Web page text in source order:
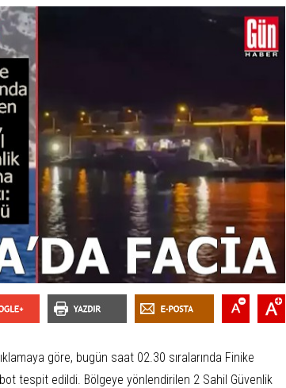
göre, bugün saat 02.30 sıralarında Finike
tespit edildi. Bölgeye yönlendirilen 2 Sahil Güvenlik